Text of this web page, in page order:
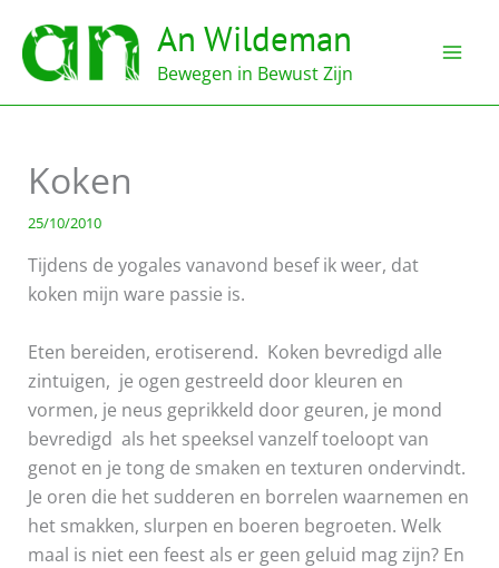
naar
inhoud
An Wildeman
Bewegen in Bewust Zijn
Koken
25/10/2010
Tijdens de yogales vanavond besef ik weer, dat
koken mijn ware passie is.
Eten bereiden, erotiserend. Koken bevredigd alle
zintuigen, je ogen gestreeld door kleuren en
vormen, je neus geprikkeld door geuren, je mond
bevredigd als het speeksel vanzelf toeloopt van
genot en je tong de smaken en texturen ondervindt.
Je oren die het sudderen en borrelen waarnemen en
het smakken, slurpen en boeren begroeten. Welk
maal is niet een feest als er geen geluid mag zijn? En